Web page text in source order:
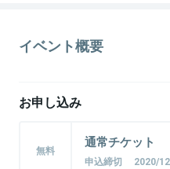
イベント概要
お申し込み
無料 通常チケット
申込締切 2020/12/